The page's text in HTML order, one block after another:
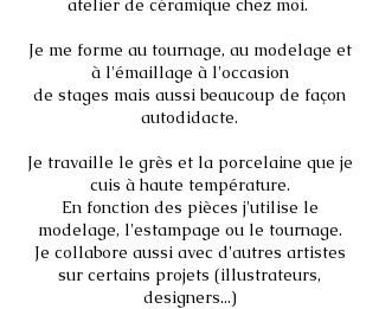
atelier de céramique chez moi.
Je me forme au tournage, au modelage et
à l'émaillage à l'occasion
de stages mais aussi beaucoup de façon
autodidacte.
Je travaille le grès et la porcelaine que je
cuis à haute température.
En fonction des pièces j'utilise le
modelage, l'estampage ou le tournage.
Je collabore aussi avec d'autres artistes
sur certains projets (illustrateurs,
designers...)